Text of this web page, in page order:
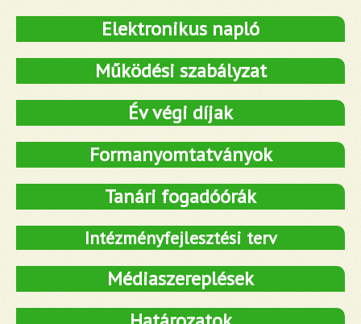
Elektronikus napló
Működési szabályzat
Év végi díjak
Formanyomtatványok
Tanári fogadóórák
Intézményfejlesztési terv
Médiaszereplések